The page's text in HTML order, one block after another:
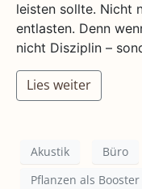
leisten sollte. Nicht
entlasten. Denn
nicht Disziplin –
Lies weiter
Akustik Büro
Pflanzen als Booster